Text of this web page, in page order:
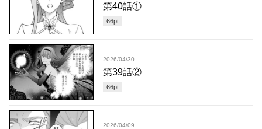
第40話①
66pt
2026/04/30
第39話②
66pt
2026/04/09